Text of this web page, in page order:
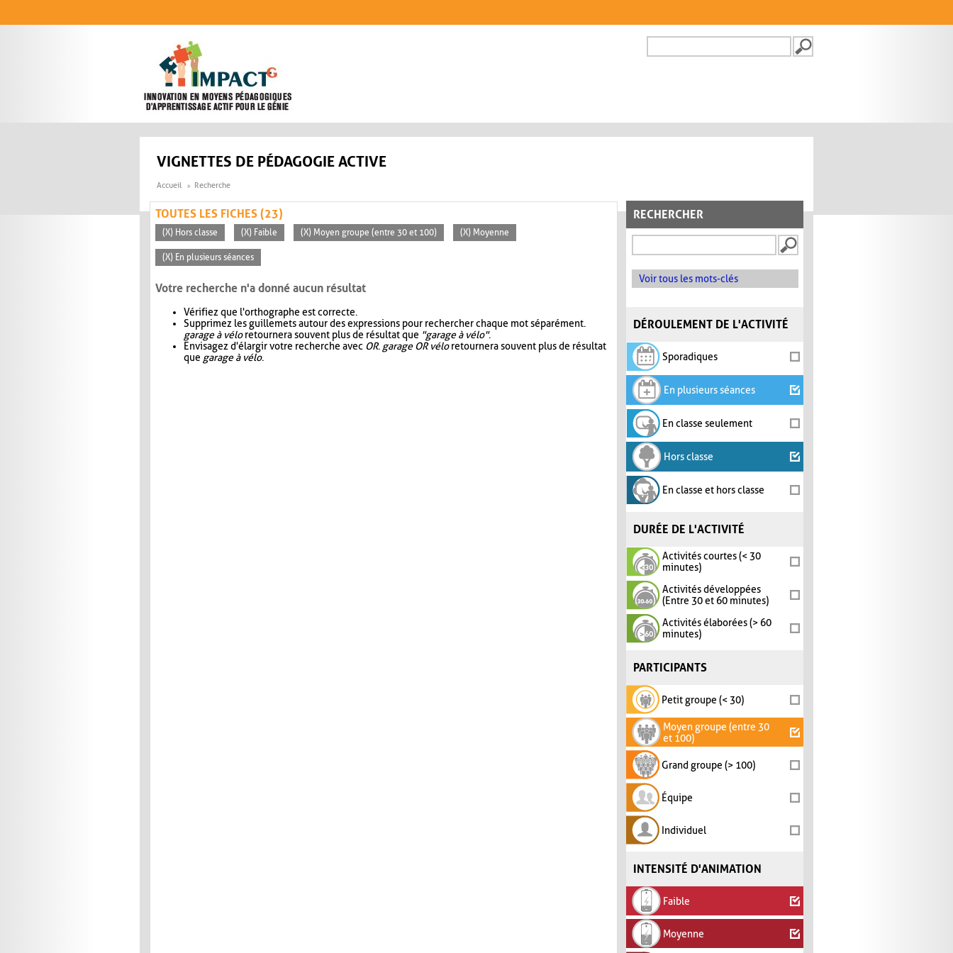
FORMULAIRE DE
VIGNETTES DE PÉDAGOGIE ACTIVE
Accueil Recherche
RECHERCHER
Voir tous les mots-clés
DÉROULEMENT DE L'ACTIVITÉ
Sporadiques
En plusieurs séances
En classe seulement
Hors classe
En classe et hors classe
DURÉE DE L'ACTIVITÉ
Activités courtes (< 30
minutes)
Activités développées
(Entre 30 et 60 minutes)
Activités élaborées (> 60
minutes)
PARTICIPANTS
Petit groupe (< 30)
Moyen groupe (entre 30
et 100)
Grand groupe (> 100)
Équipe
Individuel
INTENSITÉ D'ANIMATION
Faible
Moyenne
TOUTES LES FICHES (23)
(X) Hors classe (X) Faible (X) Moyen groupe (entre 30 et 100) (X) Moyenne
(X) En plusieurs séances
Votre recherche n'a donné aucun résultat
Vérifiez que l'orthographe est correcte.
Supprimez les guillemets autour des expressions pour rechercher chaque mot séparément.
garage à véloretournera souvent plus de résultat que "garage à vélo".
Envisagez d'élargir votre recherche avec OR. garage OR véloretournera souvent plus de résultat
que garage à vélo.